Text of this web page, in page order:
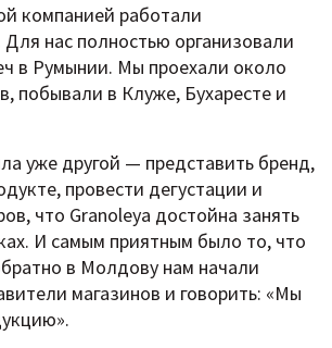
компанией работали
нас полностью организовали
в Румынии. Мы проехали около
побывали в Клуже, Бухаресте и
уже другой — представить бренд,
провести дегустации и
что Granoleya достойна занять
И самым приятным было то, что
в Молдову нам начали
магазинов и говорить: «Мы